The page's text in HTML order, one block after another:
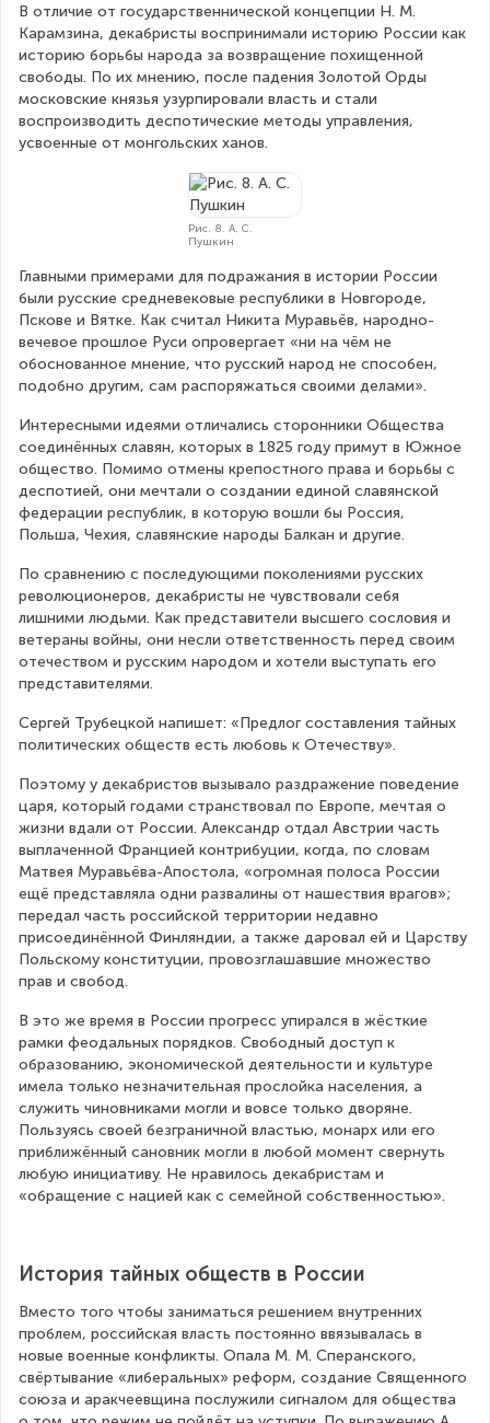
В отличие от государственнической концепции Н. М.
Карамзина, декабристы воспринимали историю России как
историю борьбы народа за возвращение похищенной
свободы. По их мнению, после падения Золотой Орды
московские князья узурпировали власть и стали
воспроизводить деспотические методы управления,
усвоенные от монгольских ханов.
Рис. 8. А. С.
Пушкин
Главными примерами для подражания в истории России
были русские средневековые республики в Новгороде,
Пскове и Вятке. Как считал Никита Муравьёв, народно-
вечевое прошлое Руси опровергает «ни на чём не
обоснованное мнение, что русский народ не способен,
подобно другим, сам распоряжаться своими делами».
Интересными идеями отличались сторонники Общества
соединённых славян, которых в 1825 году примут в Южное
общество. Помимо отмены крепостного права и борьбы с
деспотией, они мечтали о создании единой славянской
федерации республик, в которую вошли бы Россия,
Польша, Чехия, славянские народы Балкан и другие.
По сравнению с последующими поколениями русских
революционеров, декабристы не чувствовали себя
лишними людьми. Как представители высшего сословия и
ветераны войны, они несли ответственность перед своим
отечеством и русским народом и хотели выступать его
представителями.
Сергей Трубецкой напишет: «Предлог составления тайных
политических обществ есть любовь к Отечеству».
Поэтому у декабристов вызывало раздражение поведение
царя, который годами странствовал по Европе, мечтая о
жизни вдали от России. Александр отдал Австрии часть
выплаченной Францией контрибуции, когда, по словам
Матвея Муравьёва-Апостола, «огромная полоса России
ещё представляла одни развалины от нашествия врагов»;
передал часть российской территории недавно
присоединённой Финляндии, а также даровал ей и Царству
Польскому конституции, провозглашавшие множество
прав и свобод.
В это же время в России прогресс упирался в жёсткие
рамки феодальных порядков. Свободный доступ к
образованию, экономической деятельности и культуре
имела только незначительная прослойка населения, а
служить чиновниками могли и вовсе только дворяне.
Пользуясь своей безграничной властью, монарх или его
приближённый сановник могли в любой момент свернуть
любую инициативу. Не нравилось декабристам и
«обращение с нацией как с семейной собственностью».
История тайных обществ в России
Вместо того чтобы заниматься решением внутренних
проблем, российская власть постоянно ввязывалась в
новые военные конфликты. Опала М. М. Сперанского,
свёртывание «либеральных» реформ, создание Священного
союза и аракчеевщина послужили сигналом для общества